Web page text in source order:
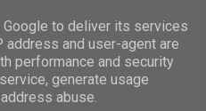
NET
to deliver its services
address and user-agent are
performance and security
generate usage
abuse.